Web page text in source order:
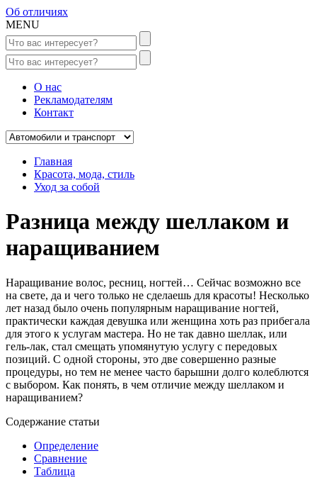
Об отличиях
MENU
О нас
Рекламодателям
Контакт
Главная
Красота, мода, стиль
Уход за собой
Разница между шеллаком и
наращиванием
Наращивание волос, ресниц, ногтей… Сейчас возможно все
на свете, да и чего только не сделаешь для красоты! Несколько
лет назад было очень популярным наращивание ногтей,
практически каждая девушка или женщина хоть раз прибегала
для этого к услугам мастера. Но не так давно шеллак, или
гель-лак, стал смещать упомянутую услугу с передовых
позиций. С одной стороны, это две совершенно разные
процедуры, но тем не менее часто барышни долго колеблются
с выбором. Как понять, в чем отличие между шеллаком и
наращиванием?
Содержание статьи
Определение
Сравнение
Таблица